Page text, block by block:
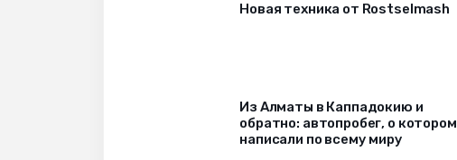
Новая техника от Rostselmash
Из Алматы в Каппадокию и
обратно: автопробег, о котором
написали по всему миру